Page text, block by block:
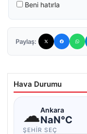
Beni hatırla
Paylaş:
Hava Durumu
☁Ankara
NaN°C
ŞEHIR SEÇ